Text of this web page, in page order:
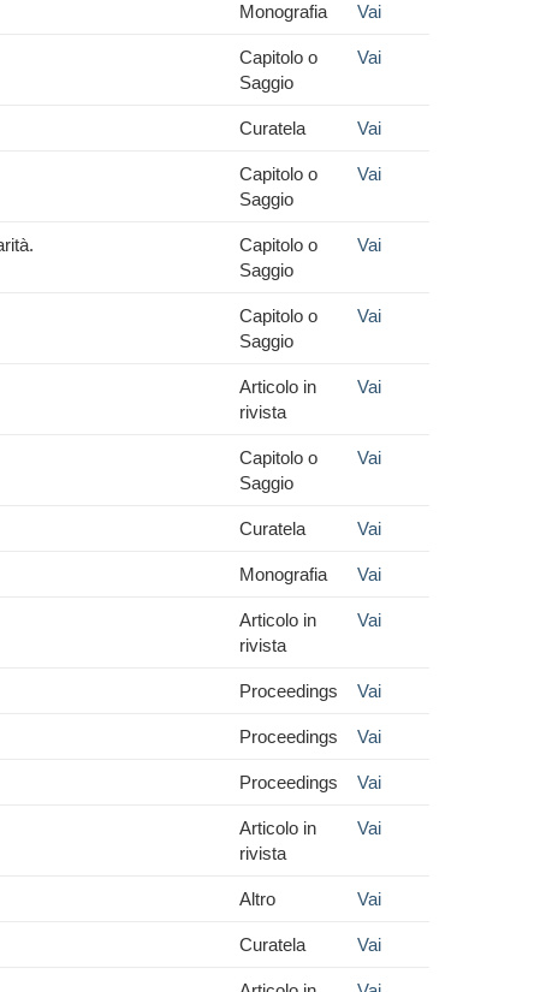
Monografia Vai
Capitolo o
Saggio
Vai
Curatela Vai
Capitolo o
Saggio
Vai
Capitolo o
Saggio
Vai
Capitolo o
Saggio
Vai
Articolo in
rivista
Vai
Capitolo o
Saggio
Vai
Curatela Vai
Monografia Vai
Articolo in
rivista
Vai
Proceedings Vai
Proceedings Vai
Proceedings Vai
Articolo in
rivista
Vai
Altro Vai
Curatela Vai